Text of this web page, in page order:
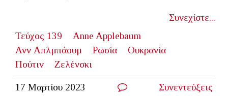
Συνεχίστε...
Τεύχος 139
Αnne Applebaum
Ανν Απλμπάουμ
Ρωσία
Ουκρανία
Πούτιν
Ζελένσκι
17 Μαρτίου 2023 Συνεντεύξεις